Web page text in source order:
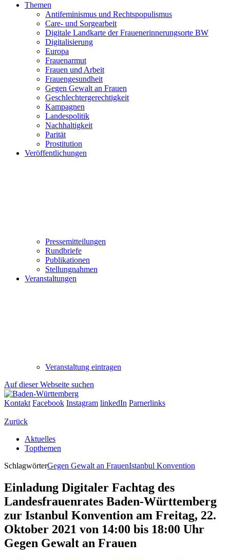
Themen
Antifeminismus und Rechtspopulismus
Care- und Sorgearbeit
Digitale Landkarte der Frauenerinnerungsorte BW
Digitalisierung
Europa
Frauenarmut
Frauen und Arbeit
Frauengesundheit
Gegen Gewalt an Frauen
Geschlechtergerechtigkeit
Kampagnen
Landespolitik
Nachhaltigkeit
Parität
Prostitution
Veröffentlichungen
Pressemitteilungen
Rundbriefe
Publikationen
Stellungnahmen
Veranstaltungen
Veranstaltung eintragen
Auf dieser Webseite suchen
Kontakt Facebook Instagram linkedIn Parnerlinks
Zurück
Aktuelles
Topthemen
SchlagwörterGegen Gewalt an FrauenIstanbul Konvention
Einladung Digitaler Fachtag des
Landesfrauenrates Baden-Württemberg
zur Istanbul Konvention am Freitag, 22.
Oktober 2021 von 14:00 bis 18:00 Uhr
Gegen Gewalt an Frauen